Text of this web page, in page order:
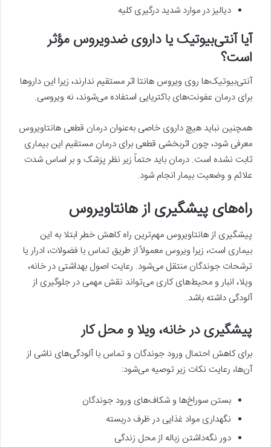
دیالیز در موارد شدید درگیری کلیه
آیا آنتی‌بیوتیک یا داروی ضدویروس مؤثر
است؟
آنتی‌بیوتیک‌ها روی ویروس هانتا اثر مستقیم ندارند، زیرا این داروها
برای درمان عفونت‌های باکتریایی استفاده می‌شوند، نه ویروسی.
همچنین نباید هیچ داروی خاصی به‌عنوان درمان قطعی هانتاویروس
معرفی شود، چون اثربخشی قطعی برای درمان مستقیم این بیماری
ثابت نشده است. درمان باید حتماً زیر نظر پزشک و بر اساس شدت
علائم و وضعیت بیمار انجام شود.
راه‌های پیشگیری از هانتاویروس
پیشگیری از هانتاویروس مهم‌ترین راه کاهش خطر ابتلا به این
بیماری است، زیرا ویروس معمولاً از طریق تماس با فضولات، ادرار یا
ترشحات جوندگان منتقل می‌شود. رعایت اصول بهداشتی در خانه،
ویلا، انبار و محیط‌های کاری می‌تواند نقش مهمی در جلوگیری از
آلودگی داشته باشد.
پیشگیری در خانه، ویلا و محل کار
برای کاهش احتمال ورود جوندگان و تماس با آلودگی‌های ناشی از
آن‌ها، رعایت نکات زیر توصیه می‌شود:
بستن سوراخ‌ها و شکاف‌های ورود جوندگان
نگهداری مواد غذایی در ظرف دربسته
دور نگه‌داشتن زباله از محل زندگی